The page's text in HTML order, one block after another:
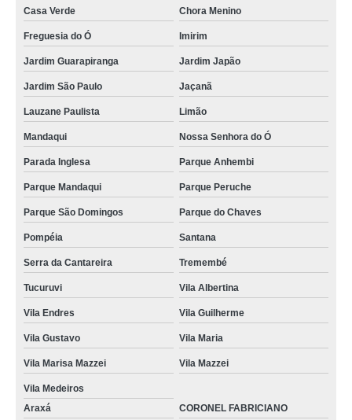
Casa Verde Chora Menino
Freguesia do Ó Imirim
Jardim Guarapiranga Jardim Japão
Jardim São Paulo Jaçanã
Lauzane Paulista Limão
Mandaqui Nossa Senhora do Ó
Parada Inglesa Parque Anhembi
Parque Mandaqui Parque Peruche
Parque São Domingos Parque do Chaves
Pompéia Santana
Serra da Cantareira Tremembé
Tucuruvi Vila Albertina
Vila Endres Vila Guilherme
Vila Gustavo Vila Maria
Vila Marisa Mazzei Vila Mazzei
Vila Medeiros
Araxá
CORONEL FABRICIANO